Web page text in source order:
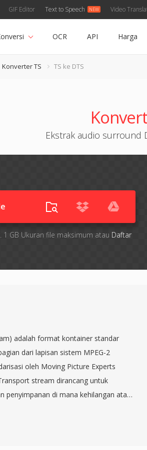
GIF Editor Text to Speech Video
OCR API Harga
Konverter TS TS ke DTS
Ekstrak audio surround
1 GB Ukuran file maksimum atau Daftar
adalah format kontainer standar
dari lapisan sistem MPEG-2
oleh Moving Picture Experts
stream dirancang untuk
penyimpanan di mana kehilangan atau
seperti televisi siaran, transmisi